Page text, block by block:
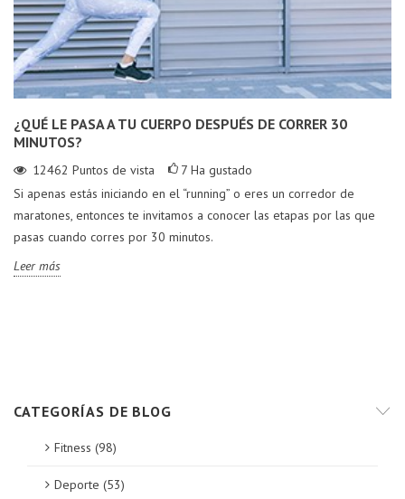
¿QUÉ LE PASA A TU CUERPO DESPUÉS DE CORRER 30
MINUTOS?
12462 Puntos de vista 7 Ha gustado
Si apenas estás iniciando en el “running” o eres un corredor de
maratones, entonces te invitamos a conocer las etapas por las que
pasas cuando corres por 30 minutos.
Leer más
CATEGORÍAS DE BLOG
Fitness (98)
Deporte (53)